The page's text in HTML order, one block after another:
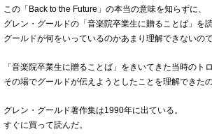
この「Back to the Future」の本当の意味を知らずに、
グレン・グールドの「音楽院卒業生に贈ることば」を読
グールドが何をいっているのかあまり理解できないの
「音楽院卒業生に贈ることば」をきいてきた当時の
その場でグールドが伝えようとしたことを理解できたの
グレン・グールド著作集は1990年に出ている。
すぐに買って読んだ。